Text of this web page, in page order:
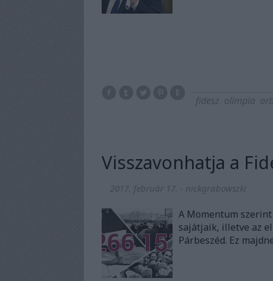
fidesz olimpia
Visszavonhatja a
2017. február 17. - nickgrabowszki
A Momentum
sajátjaik, illetve az
Párbeszéd. Ez